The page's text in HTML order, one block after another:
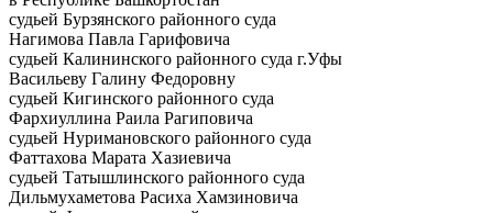
судьей Бурзянского районного суда
Нагимова Павла Гарифовича
судьей Калининского районного суда г.Уфы
Васильеву Галину Федоровну
судьей Кигинского районного суда
Фархиуллина Раила Рагиповича
судьей Нуримановского районного суда
Фаттахова Марата Хазиевича
судьей Татышлинского районного суда
Дильмухаметова Расиха Хамзиновича